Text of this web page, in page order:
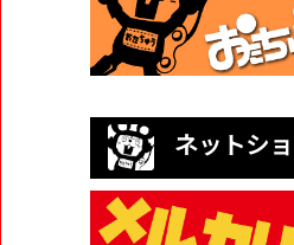
ネットシ